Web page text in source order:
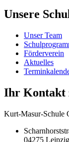
Unsere
Unser Team
Förderverein
Aktuelles
Ihr Kontakt
Kurt-Masur-Schule
04275 Leipzig